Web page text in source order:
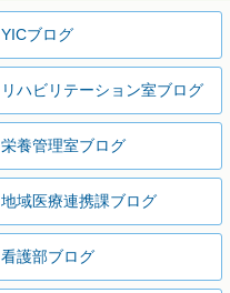
YICブログ
リハビリテーション室ブログ
栄養管理室ブログ
地域医療連携課ブログ
看護部ブログ